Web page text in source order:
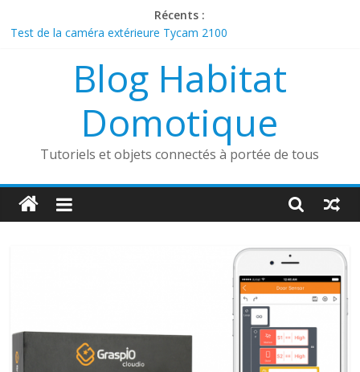
au
Récents :
Test de la caméra extérieure Tycam 2100
Découverte du boîtier sans fil Heatzy Pilote
ESP32 Caméra et Tasmota
Comment utiliser un aspirateur robot dans une maison
Blog Habitat
Domotique
Tutoriels et objets connectés à portée de tous